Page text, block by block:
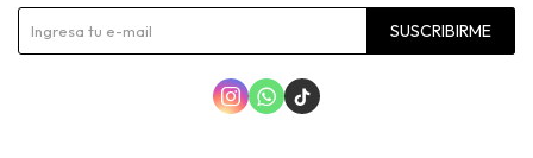
SUSCRIBIRME
  